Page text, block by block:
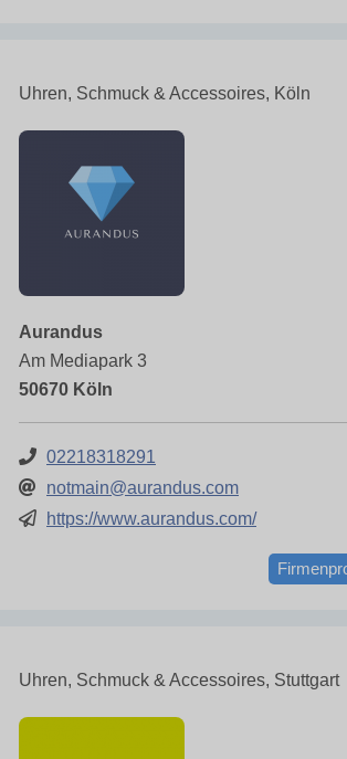
Uhren, Schmuck & Accessoires, Köln
Aurandus
Am Mediapark 3
50670 Köln
02218318291
notmain@aurandus.com
https://www.aurandus.com/
Uhren, Schmuck & Accessoires, Stuttgart